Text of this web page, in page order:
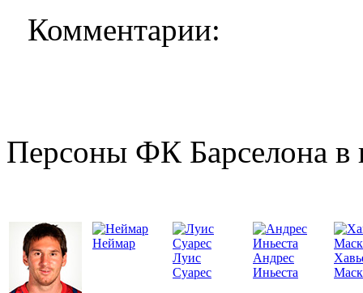
Комментарии:
Персоны ФК Барселона в
Неймар
Луис
Суарес
Андрес
Иньеста